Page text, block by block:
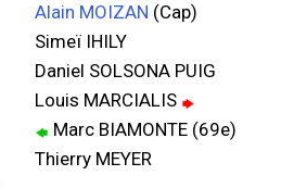
Alain MOIZAN (Cap)
Simeï IHILY
Daniel SOLSONA PUIG
Louis MARCIALIS
Marc BIAMONTE (69e)
Thierry MEYER